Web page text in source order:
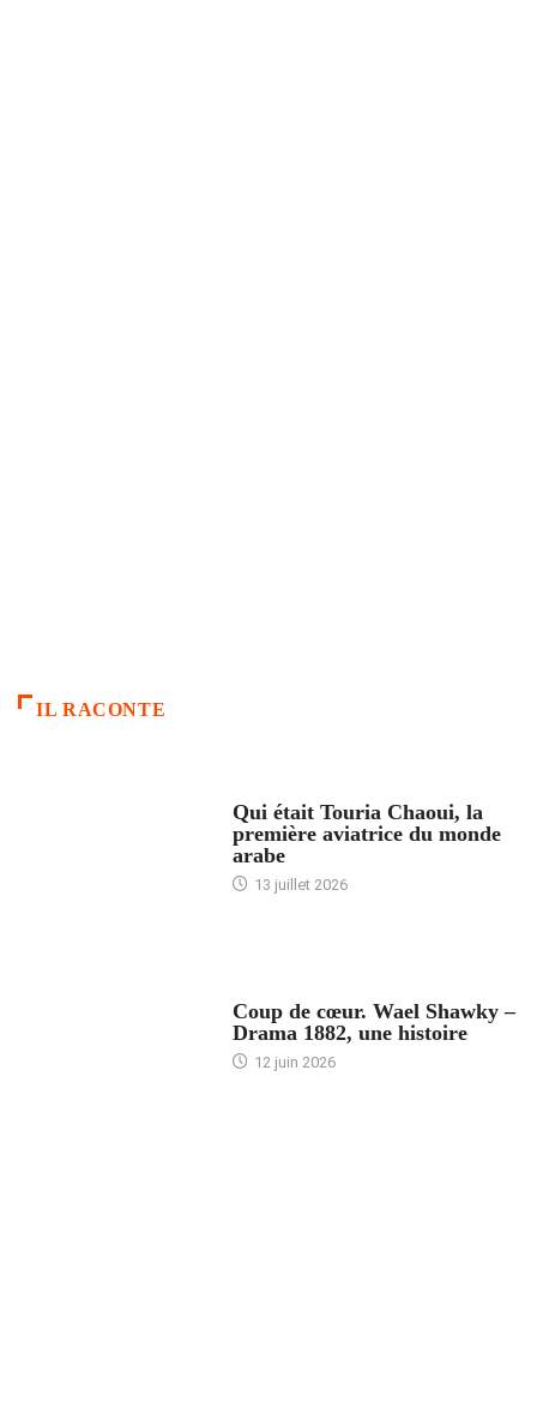
IL RACONTE
Qui était Touria Chaoui, la
première aviatrice du monde
arabe
13 juillet 2026
Coup de cœur. Wael Shawky –
Drama 1882, une histoire
12 juin 2026